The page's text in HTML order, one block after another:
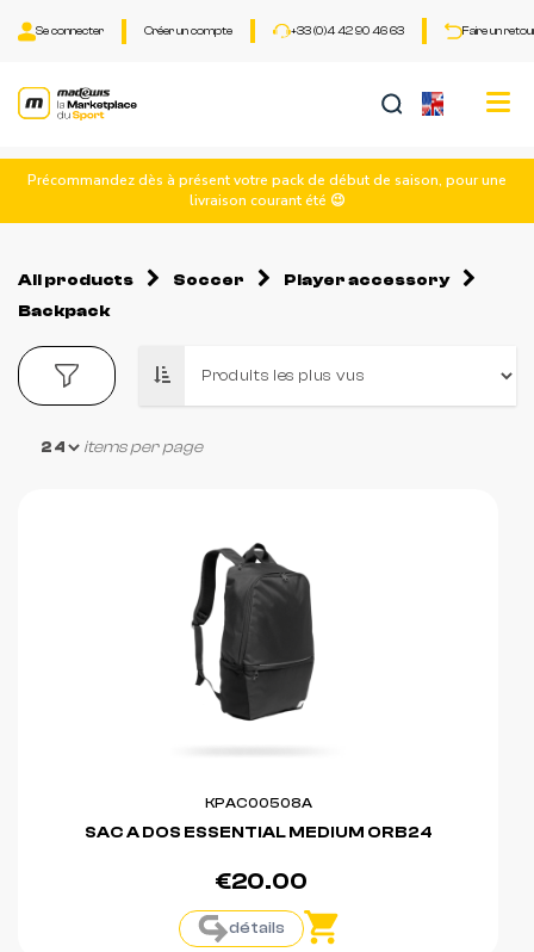
+33 (0)4 42 90 46 63 Faire un
Créer un compte
Se connecter
Précommandez dès à présent votre pack de début de saison, pour une
livraison courant été 😉
All products Soccer
Player accessory
Backpack
items per page
KPAC00508A
SAC A DOS ESSENTIAL MEDIUM ORB24
€20.00
détails